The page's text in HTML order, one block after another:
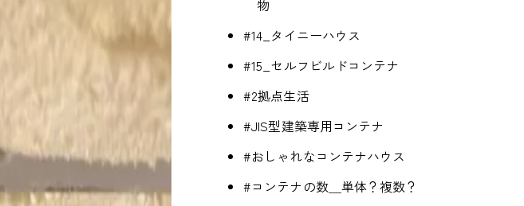
物
#14_タイニーハウス
#15_セルフビルドコンテナ
#2拠点生活
#JIS型建築専用コンテナ
#おしゃれなコンテナハウス
#コンテナの数＿単体？複数？